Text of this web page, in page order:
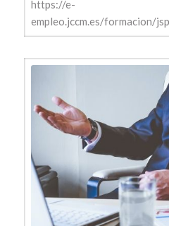
https://e-